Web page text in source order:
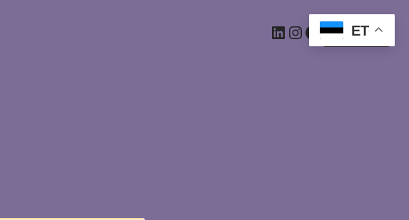
Logi sisse
ET